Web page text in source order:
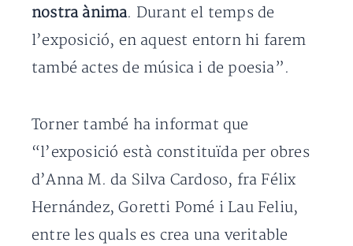
nostra ànima. Durant el temps de
l’exposició, en aquest entorn hi farem
també actes de música i de poesia”.
Torner també ha informat que
“l’exposició està constituïda per obres
d’Anna M. da Silva Cardoso, fra Félix
Hernández, Goretti Pomé i Lau Feliu,
entre les quals es crea una veritable